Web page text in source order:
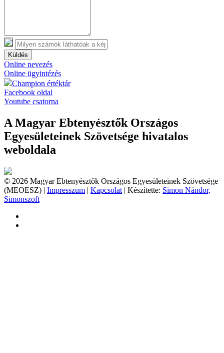
Küldés
Online nevezés
Online ügyintézés
Champion értéktár
Facebook oldal
Youtube csatorna
A Magyar Ebtenyésztők Országos
Egyesületeinek Szövetsége hivatalos
weboldala
© 2026 Magyar Ebtenyésztők Országos Egyesületeinek Szövetsége
(MEOESZ) | Impresszum | Kapcsolat | Készítette: Simon Nándor,
Simonszoft